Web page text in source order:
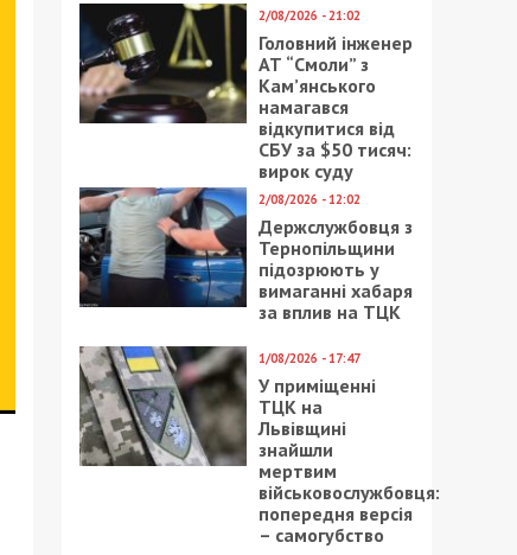
2/08/2026 - 21:02
Головний інженер
АТ “Смоли” з
Кам’янського
намагався
відкупитися від
СБУ за $50 тисяч:
вирок суду
2/08/2026 - 12:02
Держслужбовця з
Тернопільщини
підозрюють у
вимаганні хабаря
за вплив на ТЦК
1/08/2026 - 17:47
У приміщенні
ТЦК на
Львівщині
знайшли
мертвим
військовослужбовця:
попередня версія
– самогубство